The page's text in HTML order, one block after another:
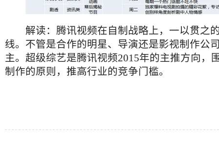
解读：腾讯视频在自制战略上，一以贯之
线。不管是合作的明星、导演还是影视制作公
主。超级综艺是腾讯视频2015年的主推方向，
制作的原则，推高行业的竞争门槛。